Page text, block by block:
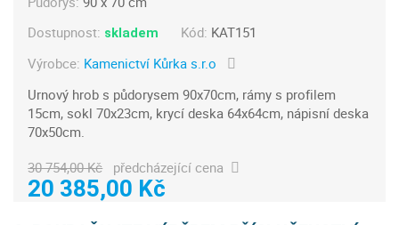
Dostupnost: skladem Kód: KAT151
Výrobce: Kamenictví Kůrka s.r.o
Urnový hrob s půdorysem 90x70cm, rámy s profilem
15cm, sokl 70x23cm, krycí deska 64x64cm, nápisní deska
70x50cm.
30 754,00 Kč předcházející cena
20 385,00 Kč